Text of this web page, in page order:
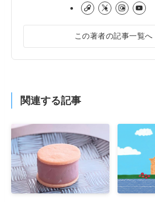
この著者の記事一覧へ
関連する記事